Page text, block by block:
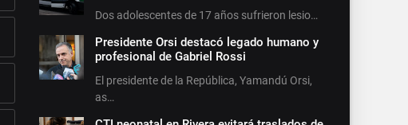
Dos adolescentes de 17 años sufrieron lesio…
Presidente Orsi destacó legado humano y
profesional de Gabriel Rossi
El presidente de la República, Yamandú Orsi,
as…